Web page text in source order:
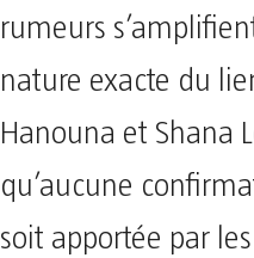
rumeurs
nature exacte du
Hanouna et Shana
qu’aucune
soit apportée par